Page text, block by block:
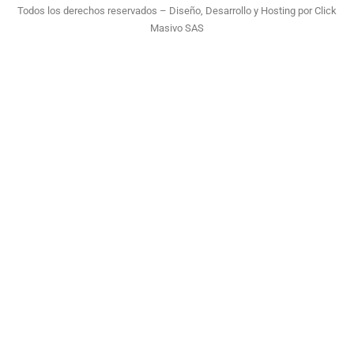
Todos los derechos reservados – Diseño, Desarrollo y Hosting porClick
Masivo SAS